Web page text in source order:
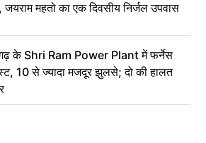
महतो का एक दिवसीय निर्जल उपवास
के Shri Ram Power Plant में फर्नेस
10 से ज्यादा मजदूर झुलसे; दो की हालत